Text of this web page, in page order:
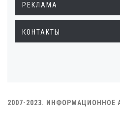
РЕКЛАМА
КОНТАКТЫ
2007-2023. ИНФОРМАЦИОННОЕ